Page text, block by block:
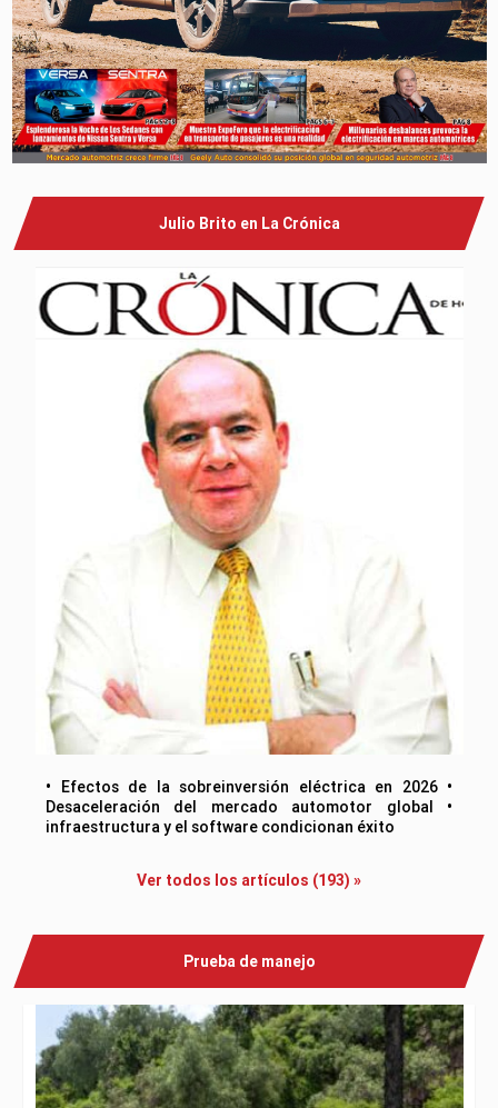
Julio Brito en La Crónica
• Efectos de la sobreinversión eléctrica en 2026 •
Desaceleración del mercado automotor global •
infraestructura y el software condicionan éxito
Ver todos los artículos (193) »
Prueba de manejo